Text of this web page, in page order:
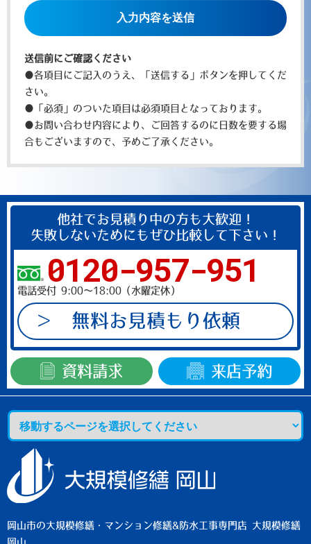
こ
の
ィ
ー
ル
ド
は
空
に
て
だ
さ
い。
送信前にご確認ください
●各項目にご記入のうえ、「送信する」ボタンを押してくだ
さい。
●「必須」のついた項目は必須項目となっております。
●お問い合わせ内容により、ご回答するのに日数を要する場
合もございますので、予めご了承ください。
他社でお見積り中の方も大歓迎！
失敗しないためにもぜひ比較して下さい！
0120-957-951
電話受付 9:00～18:00（水曜定休）
無料お見積もり依頼
資料請求 来店予約
岡山市の大規模修繕・マンション修繕&防水工事専門店 大規模修繕
岡山